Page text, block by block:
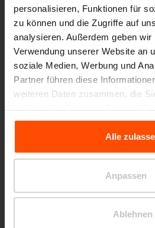
personalisieren, Funktionen für
zu können und die Zugriffe auf
analysieren. Außerdem geben
Verwendung unserer Website an
soziale Medien, Werbung und
Partner führen diese
weiteren Daten zusammen, die
gesammelt haben.
Für weitere Informationen
Alle
Anpassen
Ablehnen
Seattle – Popup park